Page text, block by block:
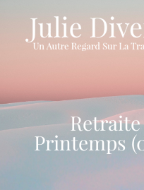
contenu
Printemps